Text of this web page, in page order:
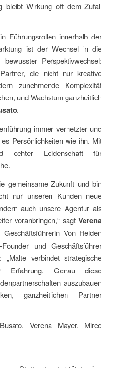
bleibt Wirkung oft dem Zufall
Führungsrollen innerhalb der
ist der Wechsel in die
Perspektivwechsel:
die nicht nur kreative
zunehmende Komplexität
und Wachstum ganzheitlich
.
immer vernetzter und
Persönlichkeiten wie ihn. Mit
echter Leidenschaft für
gemeinsame Zukunft und bin
nur unseren Kunden neue
auch unsere Agentur als
voranbringen,“ sagtVerena
Von Helden
und Geschäftsführer
„Malte verbindet strategische
Erfahrung. Genau diese
auszubauen
ganzheitlichen Partner
Verena Mayer, Mirco